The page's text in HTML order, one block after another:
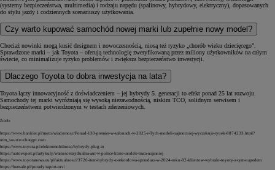
(systemy bezpieczeństwa, multimedia) i rodzaju napędu (spalinowy, hybrydowy, elektryczny), dopasowanych
do stylu jazdy i codziennych scenariuszy użytkowania.
Czy warto kupować samochód nowej marki lub zupełnie nowy model?
Chociaż nowinki mogą kusić designem i nowoczesnością, niosą też ryzyko „chorób wieku dziecięcego”.
Sprawdzone marki – jak Toyota – oferują technologię zweryfikowaną przez miliony użytkowników na całym
świecie, co minimalizuje ryzyko problemów i zwiększa bezpieczeństwo inwestycji.
Dlaczego Toyota to dobra inwestycja na lata?
Toyota łączy innowacyjność z doświadczeniem – jej hybrydy 5. generacji to efekt ponad 25 lat rozwoju.
Samochody tej marki wyróżniają się wysoką niezawodnością, niskim TCO, solidnym serwisem i
bezpieczeństwem potwierdzonym w testach zderzeniowych.
Źródła
https://www.bankier.pl/moto/wiadomosc/Ponad-130-premier-w-salonach-w-2025-r-Tych-modeli-najmocniej-wyczekuje-rynek-8874233.html?
utm_source=chatgpt.com
https://www.toyota.pl/elektromobilnosc/hybrydy-plug-in
https://autoexpert.pl/artykuly/wartosc-rezydualna-aut-w-polsce-ktore-modele-traca-najmniej
https://www.toyotanews.eu/pl/aktualnosci/3726-item-hybrydy-z-rekordowa-sprzedaza-w-2024-roku-82-klientow-wybralo-toyoty-z-tym-napedem
https://beesafe.pl/porady/raport-tuv/